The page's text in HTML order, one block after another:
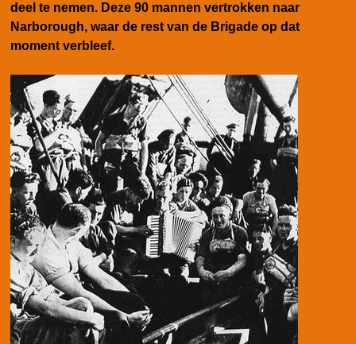
deel te nemen. Deze 90 mannen vertrokken naar
Narborough, waar de rest van de Brigade op dat
moment verbleef.